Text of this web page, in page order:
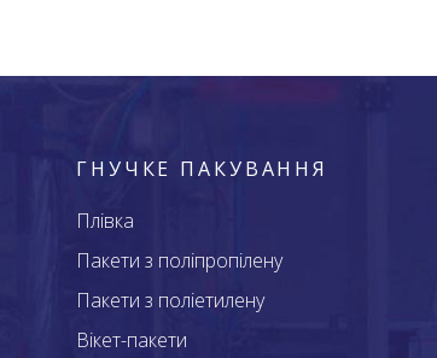
ГНУЧКЕ ПАКУВАННЯ
Плівка
Пакети з поліпропілену
Пакети з поліетилену
Вікет-пакети